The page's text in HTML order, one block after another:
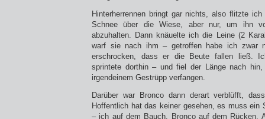
Hinterherrennen bringt gar nichts, also flitzte
Schnee über die Wiese, aber nur, um ihn
abzuhalten. Dann knäuelte ich die Leine (2
warf sie nach ihm – getroffen habe ich zwar
erschrocken, dass er die Beute fallen ließ.
sprintete dorthin – und fiel der Länge nach
irgendeinem Gestrüpp verfangen.
Darüber war Bronco dann derart verblüfft,
Hoffentlich hat das keiner gesehen, es muss ein
– ich auf dem Bauch, Bronco auf dem Rücken.